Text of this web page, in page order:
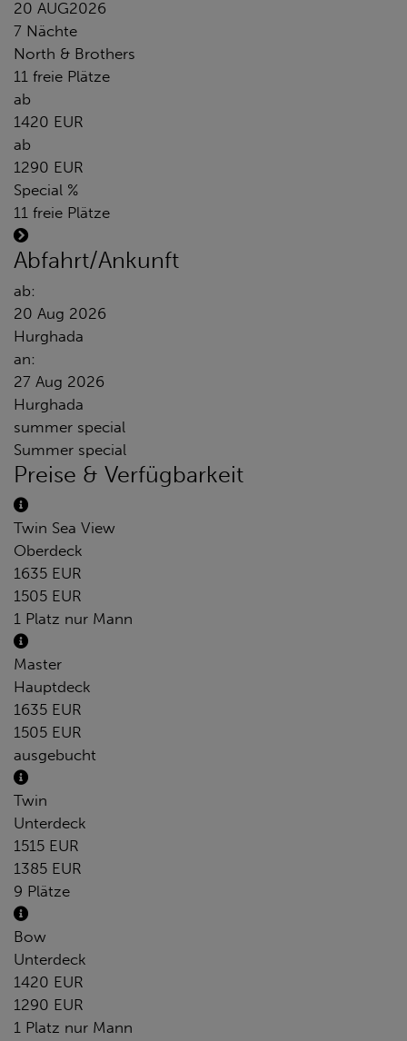
20 AUG2026
7 Nächte
North & Brothers
11 freie Plätze
ab
1420 EUR
ab
1290 EUR
Special %
11 freie Plätze
Abfahrt/Ankunft
ab:
20 Aug 2026
Hurghada
an:
27 Aug 2026
Hurghada
summer special
Summer special
Preise & Verfügbarkeit
Twin Sea View
Oberdeck
1635 EUR
1505 EUR
1 Platz nur Mann
Master
Hauptdeck
1635 EUR
1505 EUR
ausgebucht
Twin
Unterdeck
1515 EUR
1385 EUR
9 Plätze
Bow
Unterdeck
1420 EUR
1290 EUR
1 Platz nur Mann